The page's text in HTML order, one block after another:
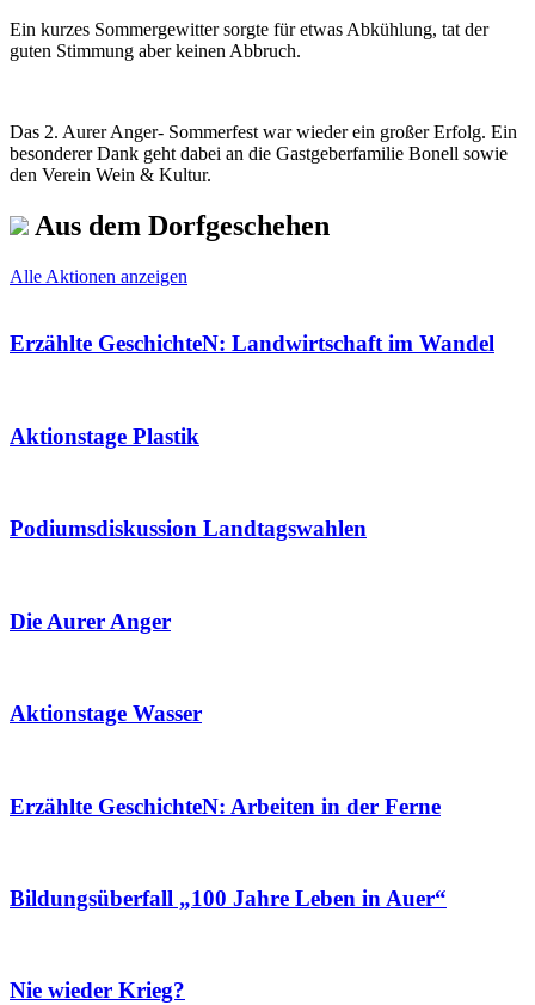
Ein kurzes Sommergewitter sorgte für etwas Abkühlung, tat der
guten Stimmung aber keinen Abbruch.
Das 2. Aurer Anger- Sommerfest war wieder ein großer Erfolg. Ein
besonderer Dank geht dabei an die Gastgeberfamilie Bonell sowie
den Verein Wein & Kultur.
Aus dem Dorfgeschehen
Alle Aktionen anzeigen
Erzählte GeschichteN: Landwirtschaft im Wandel
Aktionstage Plastik
Podiumsdiskussion Landtagswahlen
Die Aurer Anger
Aktionstage Wasser
Erzählte GeschichteN: Arbeiten in der Ferne
Bildungsüberfall „100 Jahre Leben in Auer“
Nie wieder Krieg?